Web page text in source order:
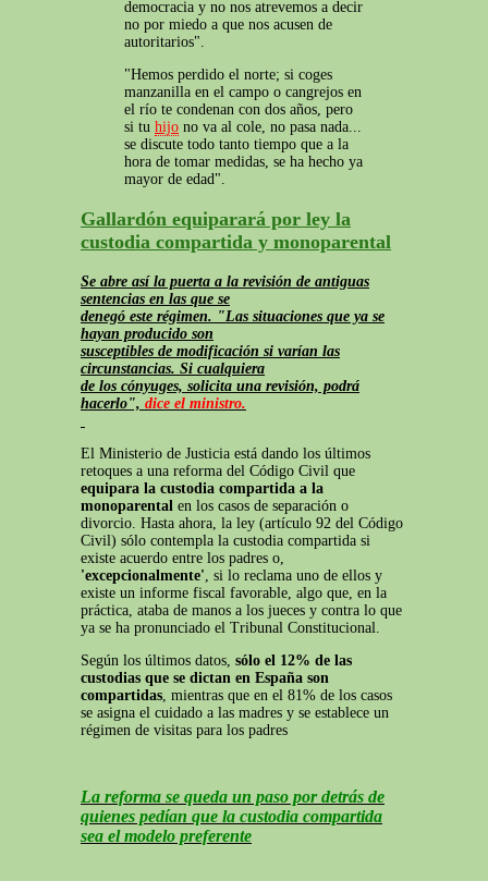
democracia y no nos atrevemos a decir
no por miedo a que nos acusen de
autoritarios".
"Hemos perdido el norte; si coges
manzanilla en el campo o cangrejos en
el río te condenan con dos años, pero
si tu hijo no va al cole, no pasa nada...
se discute todo tanto tiempo que a la
hora de tomar medidas, se ha hecho ya
mayor de edad".
Gallardón equiparará por ley la
custodia compartida y monoparental
Se abre así la puerta a la revisión de antiguas
sentencias en las que se
denegó este régimen. "Las situaciones que ya se
hayan producido son
susceptibles de modificación si varían las
circunstancias. Si cualquiera
de los cónyuges, solicita una revisión, podrá
hacerlo", dice el ministro.
El Ministerio de Justicia está dando los últimos
retoques a una reforma del Código Civil que
equipara la custodia compartida a la
monoparental en los casos de separación o
divorcio. Hasta ahora, la ley (artículo 92 del Código
Civil) sólo contempla la custodia compartida si
existe acuerdo entre los padres o,
'excepcionalmente', si lo reclama uno de ellos y
existe un informe fiscal favorable, algo que, en la
práctica, ataba de manos a los jueces y contra lo que
ya se ha pronunciado el Tribunal Constitucional.
Según los últimos datos, sólo el 12% de las
custodias que se dictan en España son
compartidas, mientras que en el 81% de los casos
se asigna el cuidado a las madres y se establece un
régimen de visitas para los padres
La reforma se queda un paso por detrás de
quienes pedían que la custodia compartida
sea el modelo preferente